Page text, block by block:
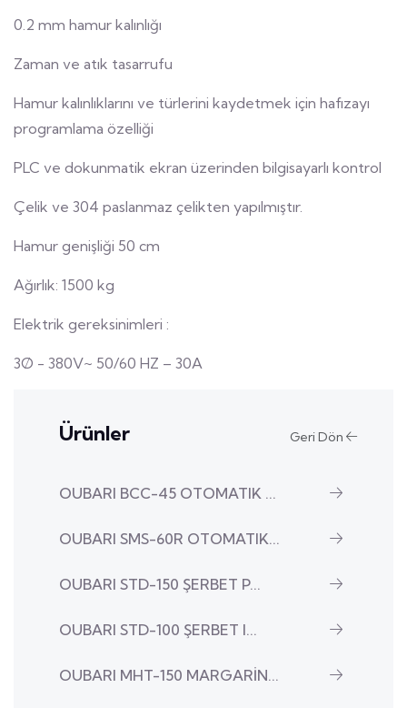
0.2 mm hamur kalınlığı
Zaman ve atık tasarrufu
Hamur kalınlıklarını ve türlerini kaydetmek için hafızayı
programlama özelliği
PLC ve dokunmatik ekran üzerinden bilgisayarlı kontrol
Çelik ve 304 paslanmaz çelikten yapılmıştır.
Hamur genişliği 50 cm
Ağırlık: 1500 kg
Elektrik gereksinimleri :
3Ø - 380V~ 50/60 HZ – 30A
Ürünler Geri Dön
OUBARI BCC-45 OTOMATIK ...
OUBARI SMS-60R OTOMATIK...
OUBARI STD-150 ŞERBET P...
OUBARI STD-100 ŞERBET I...
OUBARI MHT-150 MARGARİN...